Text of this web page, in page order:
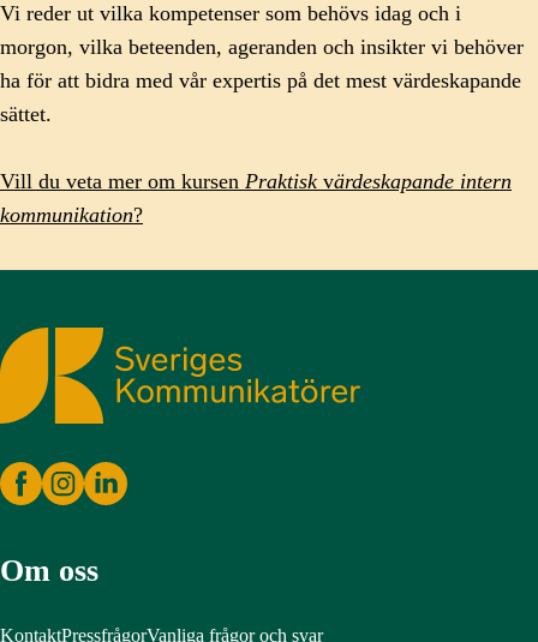
Vi reder ut vilka kompetenser som behövs idag och i
morgon, vilka beteenden, ageranden och insikter vi behöver
ha för att bidra med vår expertis på det mest värdeskapande
sättet.
Vill du veta mer om kursen Praktisk värdeskapande intern
kommunikation?
Sveriges Kommunikatörer
Om oss
KontaktPressfrågorVanliga frågor och svar